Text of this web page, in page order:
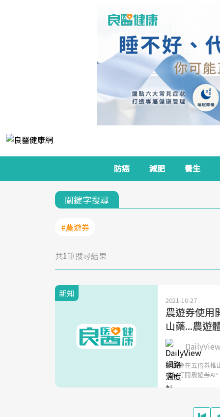
防癌 減肥 養生
關鍵字搜尋
#農遊券
共1筆搜尋結果
新知
2021-10-27
農遊券使用
山藥...農遊
農委會在五倍券推
帳時打開農遊券AP